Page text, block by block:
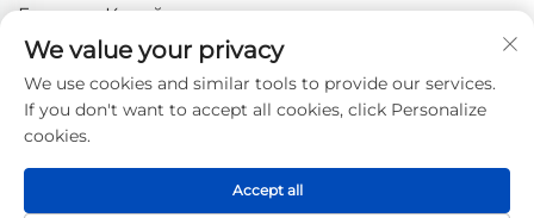
Гуандун, Китай
Эл. почта:[email protected]
Тел.:+86-0752-6688646
Авторские права © 2025, Huizhou Weishi Technology Co.,
Политика конфиденциальности
We value your privacy
We use cookies and similar tools to provide our services.
If you don't want to accept all cookies, click Personalize
cookies.
Accept all